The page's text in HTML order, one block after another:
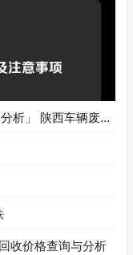
析」 陕西车辆废铁
收价格查询与分析